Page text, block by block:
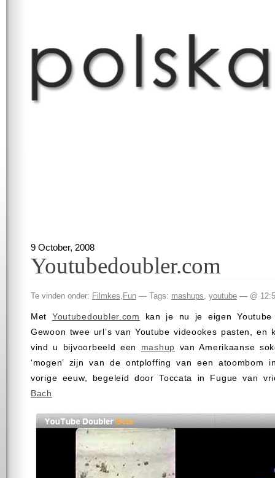
9 October, 2008
Youtubedoubler.com
Te vinden onder: Filmkes Fun — Tags: mashups youtube — @
Met Youtubedoubler.com
kan je nu je eigen Youtube
Gewoon twee url’s van Youtube videookes pasten,
vind u bijvoorbeeld een mashup van Amerikaanse
‘mogen’ zijn van de ontploffing van een atoombom
vorige eeuw, begeleid door Toccata in Fugue van
Bach